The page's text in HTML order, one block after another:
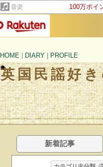
音楽 100万ポイ
HOME
DIARY PROFILE
英国民謡好
新着記事